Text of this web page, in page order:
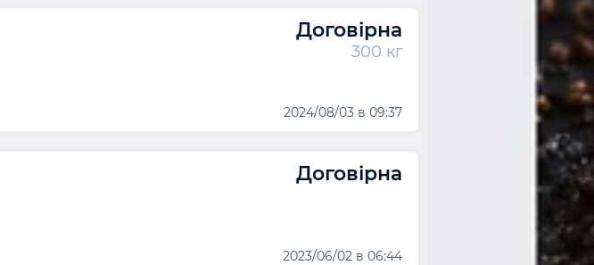
Договірна
300 кг
2024/08/03 в 09:37
Договірна
2023/06/02 в 06:44